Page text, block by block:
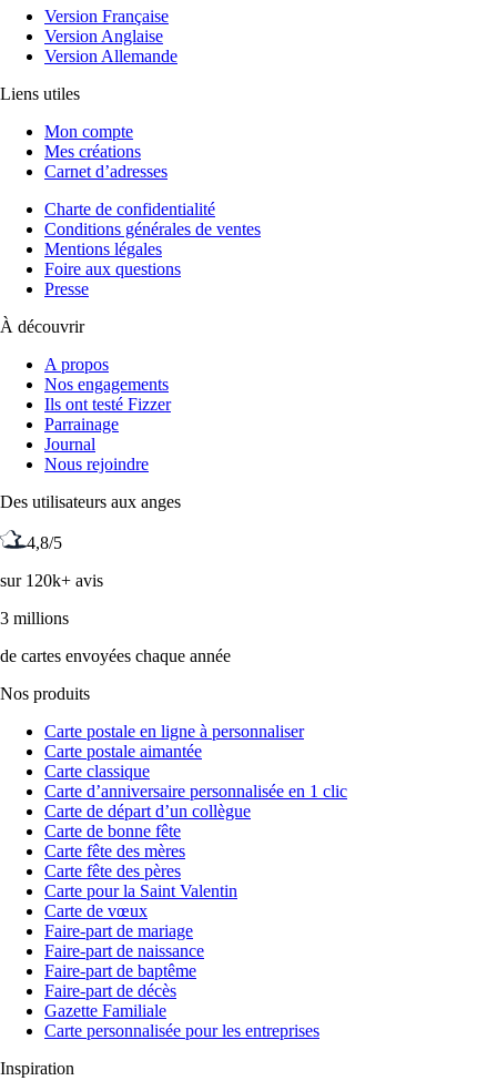
Version Française
Version Anglaise
Version Allemande
Liens utiles
Mon compte
Mes créations
Carnet d’adresses
Charte de confidentialité
Conditions générales de ventes
Mentions légales
Foire aux questions
Presse
À découvrir
A propos
Nos engagements
Ils ont testé Fizzer
Parrainage
Journal
Nous rejoindre
Des utilisateurs aux anges
4,8/5
sur 120k+ avis
3 millions
de cartes envoyées chaque année
Nos produits
Carte postale en ligne à personnaliser
Carte postale aimantée
Carte classique
Carte d’anniversaire personnalisée en 1 clic
Carte de départ d’un collègue
Carte de bonne fête
Carte fête des mères
Carte fête des pères
Carte pour la Saint Valentin
Carte de vœux
Faire-part de mariage
Faire-part de naissance
Faire-part de baptême
Faire-part de décès
Gazette Familiale
Carte personnalisée pour les entreprises
Inspiration